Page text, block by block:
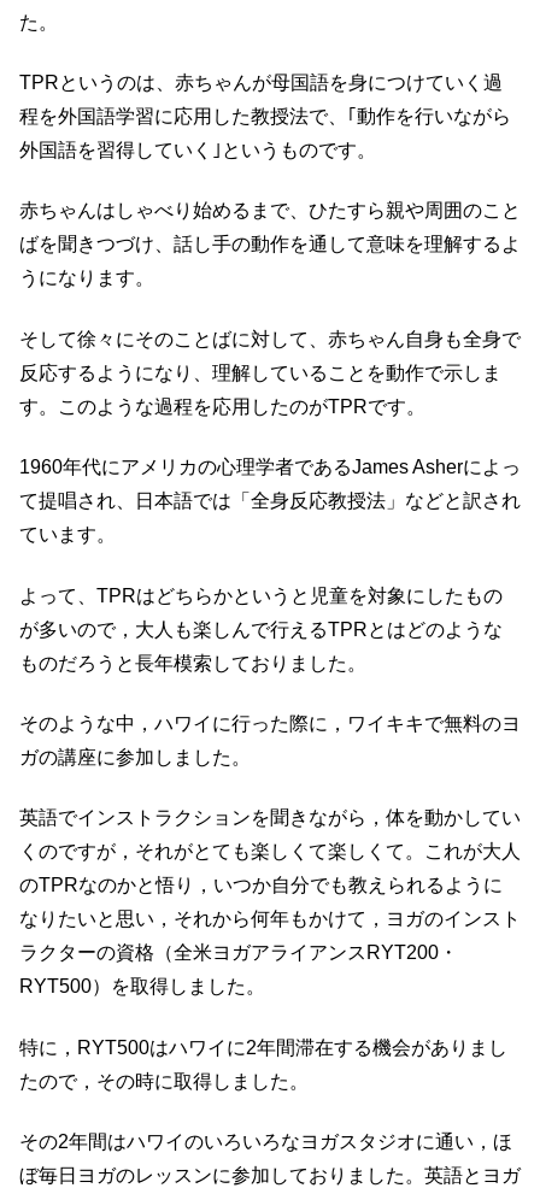
た。
TPRというのは、赤ちゃんが母国語を身につけていく過
程を外国語学習に応用した教授法で、｢動作を行いながら
外国語を習得していく｣というものです。
赤ちゃんはしゃべり始めるまで、ひたすら親や周囲のこと
ばを聞きつづけ、話し手の動作を通して意味を理解するよ
うになります。
そして徐々にそのことばに対して、赤ちゃん自身も全身で
反応するようになり、理解していることを動作で示しま
す。このような過程を応用したのがTPRです。
1960年代にアメリカの心理学者であるJames Asherによっ
て提唱され、日本語では「全身反応教授法」などと訳され
ています。
よって、TPRはどちらかというと児童を対象にしたもの
が多いので，大人も楽しんで行えるTPRとはどのような
ものだろうと長年模索しておりました。
そのような中，ハワイに行った際に，ワイキキで無料のヨ
ガの講座に参加しました。
英語でインストラクションを聞きながら，体を動かしてい
くのですが，それがとても楽しくて楽しくて。これが大人
のTPRなのかと悟り，いつか自分でも教えられるように
なりたいと思い，それから何年もかけて，ヨガのインスト
ラクターの資格（全米ヨガアライアンスRYT200・
RYT500）を取得しました。
特に，RYT500はハワイに2年間滞在する機会がありまし
たので，その時に取得しました。
その2年間はハワイのいろいろなヨガスタジオに通い，ほ
ぼ毎日ヨガのレッスンに参加しておりました。英語とヨガ